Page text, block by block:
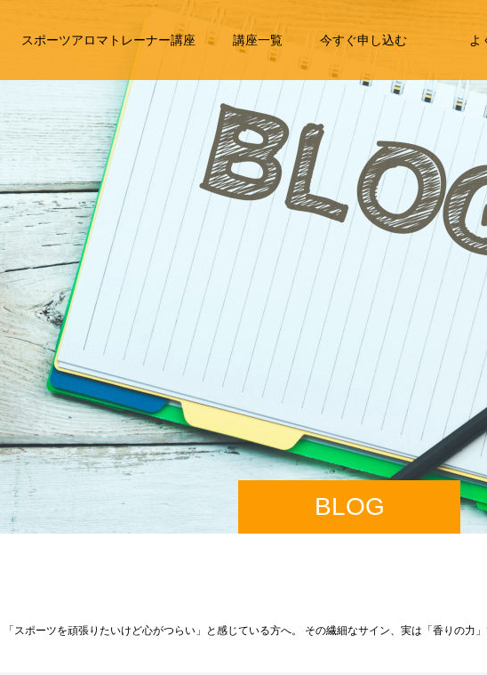
スポーツアロマトレーナー講座 講座一覧 今すぐ申し込む よ
BLOG
「スポーツを頑張りたいけど心がつらい」と感じている方へ。 その繊細なサイン、実は「香りの力